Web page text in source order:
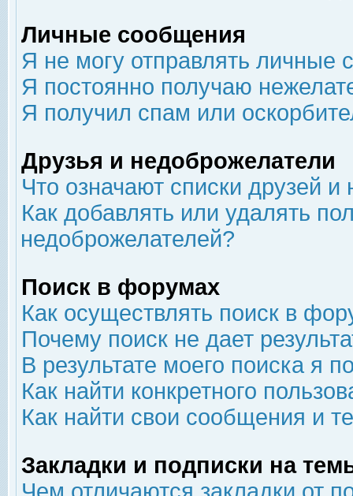
Личные сообщения
Я не могу отправлять личные
Я постоянно получаю
Я получил спам или
Друзья и недоброжелатели
Что означают списки друзей
Как добавлять или удалять
недоброжелателей?
Поиск в форумах
Как осуществлять поиск в
Почему поиск не дает
В результате моего поиска я
Как найти конкретного
Как найти свои сообщения и
Закладки и подписки на